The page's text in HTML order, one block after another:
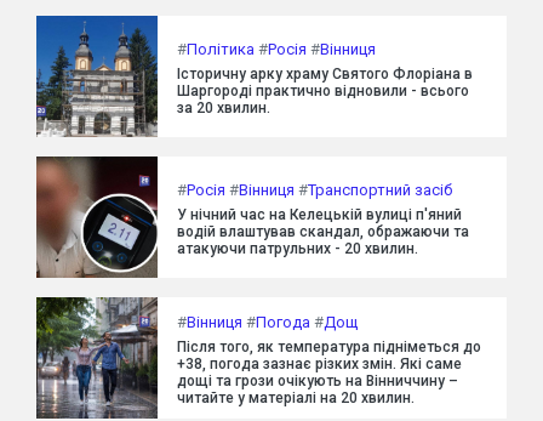
#Політика #Росія #Вінниця
Історичну арку храму Святого Флоріана в
Шаргороді практично відновили - всього
за 20 хвилин.
#Росія #Вінниця #Транспортний засіб
У нічний час на Келецькій вулиці п'яний
водій влаштував скандал, ображаючи та
атакуючи патрульних - 20 хвилин.
#Вінниця #Погода #Дощ
Після того, як температура підніметься до
+38, погода зазнає різких змін. Які саме
дощі та грози очікують на Вінниччину –
читайте у матеріалі на 20 хвилин.